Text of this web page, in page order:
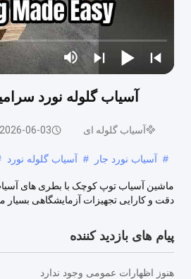
آسیاب گلوله نورد
آسیاب گلوله ای 2026-06-03
# آسیاب نورد جار # آسیاب گلوله نورد
ماشین آسیاب توپ کوچک با بطری های
دقت و کارایی تجهیزات آزمایشگاهی
پیام های بازدید کننده
هنوز اظهارات عمومی وجود ندارد